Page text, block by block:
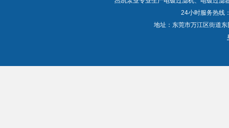
24小时服务热线
地址：东莞市万江区街道